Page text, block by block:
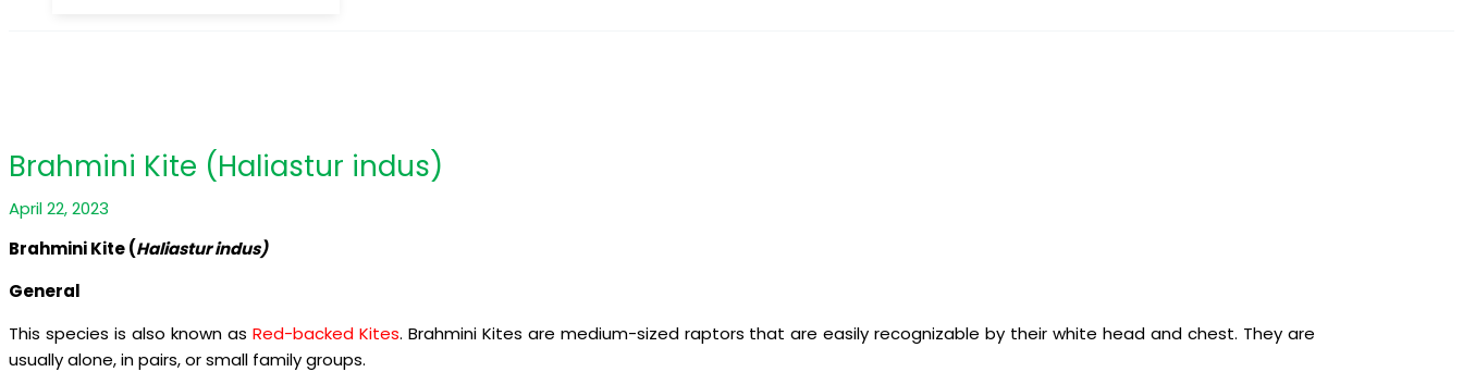
Brahmini Kite (Haliastur indus)
April 22, 2023
Brahmini Kite (Haliastur indus)
General
This species is also known as Red-backed Kites. Brahmini Kites are medium-sized raptors that are easily recognizable by their white head and chest. They are
usually alone, in pairs, or small family groups.